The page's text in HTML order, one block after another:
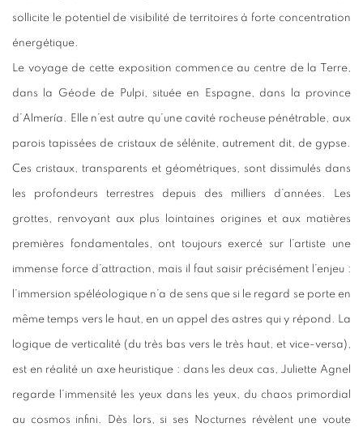
sollicite le potentiel de visibilité de territoires à forte concentration
énergétique.
Le voyage de cette exposition commence au centre de la Terre,
dans la Géode de Pulpi, située en Espagne, dans la province
d’Almería. Elle n’est autre qu’une cavité rocheuse pénétrable, aux
parois tapissées de cristaux de sélénite, autrement dit, de gypse.
Ces cristaux, transparents et géométriques, sont dissimulés dans
les profondeurs terrestres depuis des milliers d’années. Les
grottes, renvoyant aux plus lointaines origines et aux matières
premières fondamentales, ont toujours exercé sur l’artiste une
immense force d’attraction, mais il faut saisir précisément l’enjeu :
l’immersion spéléologique n’a de sens que si le regard se porte en
même temps vers le haut, en un appel des astres qui y répond. La
logique de verticalité (du très bas vers le très haut, et vice-versa),
est en réalité un axe heuristique : dans les deux cas, Juliette Agnel
regarde l’immensité les yeux dans les yeux, du chaos primordial
au cosmos infini. Dès lors, si ses Nocturnes révèlent une voute